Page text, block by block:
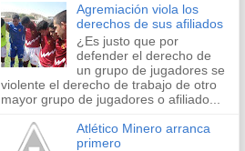
Agremiación viola los
derechos de sus afiliados
¿Es justo que por
defender el derecho de
un grupo de jugadores se
violente el derecho de trabajo de otro
mayor grupo de jugadores o afiliado...
Atlético Minero arranca
primero